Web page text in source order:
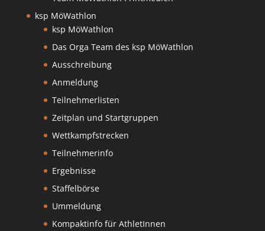
ksp MöWathlon
ksp MöWathlon
Das Orga Team des ksp MöWathlon
Ausschreibung
Anmeldung
Teilnehmerlisten
Zeitplan und Startgruppen
Wettkampfstrecken
Teilnehmerinfo
Ergebnisse
Staffelbörse
Ummeldung
Kompaktinfo für AthletInnen